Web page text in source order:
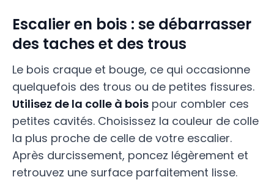
Escalier en bois : se débarrasser
des taches et des trous
Le bois craque et bouge, ce qui occasionne
quelquefois des trous ou de petites fissures.
Utilisez de la colle à bois pour combler ces
petites cavités. Choisissez la couleur de colle
la plus proche de celle de votre escalier.
Après durcissement, poncez légèrement et
retrouvez une surface parfaitement lisse.